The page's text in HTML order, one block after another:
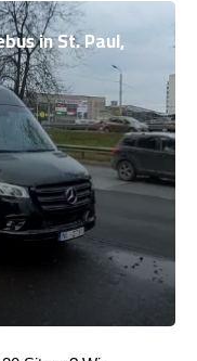
in St. Paul,